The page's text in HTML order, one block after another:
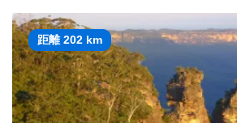
距離 202 km